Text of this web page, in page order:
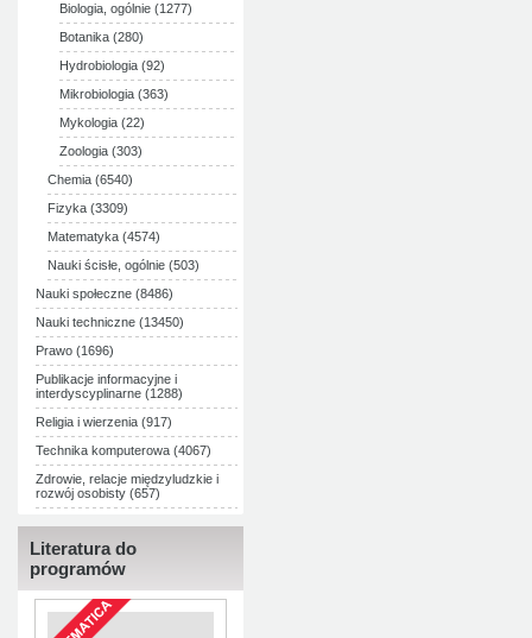
Biologia, ogólnie (1277)
Botanika (280)
Hydrobiologia (92)
Mikrobiologia (363)
Mykologia (22)
Zoologia (303)
Chemia (6540)
Fizyka (3309)
Matematyka (4574)
Nauki ścisłe, ogólnie (503)
Nauki społeczne (8486)
Nauki techniczne (13450)
Prawo (1696)
Publikacje informacyjne i
interdyscyplinarne (1288)
Religia i wierzenia (917)
Technika komputerowa (4067)
Zdrowie, relacje międzyludzkie i
rozwój osobisty (657)
Literatura do
programów